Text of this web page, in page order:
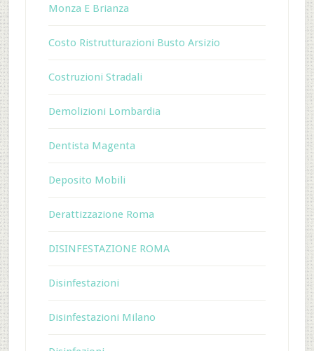
Monza E Brianza
Costo Ristrutturazioni Busto Arsizio
Costruzioni Stradali
Demolizioni Lombardia
Dentista Magenta
Deposito Mobili
Derattizzazione Roma
DISINFESTAZIONE ROMA
Disinfestazioni
Disinfestazioni Milano